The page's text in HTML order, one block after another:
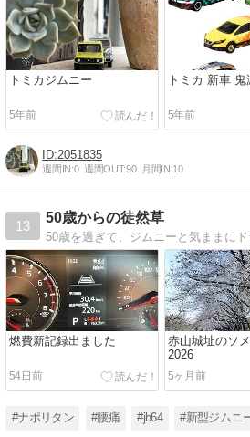
トミカジムニー
5年前
トミカ 新車 鬼
5年前
2051835
週間IN:0 週間OUT:90 月間IN:10
13
50歳からの徒然草
燃費新記録出ました
54日前
赤山城址のソ
2026
5ヶ月前
#ナポリタン #腰痛 #jb64 #新型ジムニ